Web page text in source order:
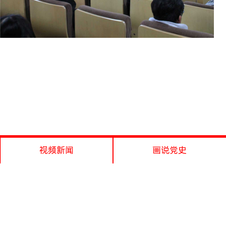
视频新闻 画说党史